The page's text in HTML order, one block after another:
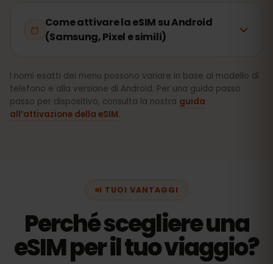
Come attivare la eSIM su Android
(Samsung, Pixel e simili)
I nomi esatti dei menu possono variare in base al modello di
telefono e alla versione di Android. Per una guida passo
passo per dispositivo, consulta la nostra guida
all’attivazione della eSIM.
I TUOI VANTAGGI
Perché scegliere una
eSIM per il tuo viaggio?